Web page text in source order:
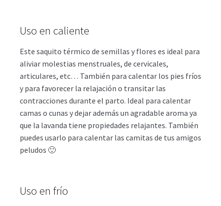
Uso en caliente
Este saquito térmico de semillas y flores es ideal para
aliviar molestias menstruales, de cervicales,
articulares, etc… También para calentar los pies fríos
y para favorecer la relajación o transitar las
contracciones durante el parto. Ideal para calentar
camas o cunas y dejar además un agradable aroma ya
que la lavanda tiene propiedades relajantes. También
puedes usarlo para calentar las camitas de tus amigos
peludos 🙂
Uso en frío